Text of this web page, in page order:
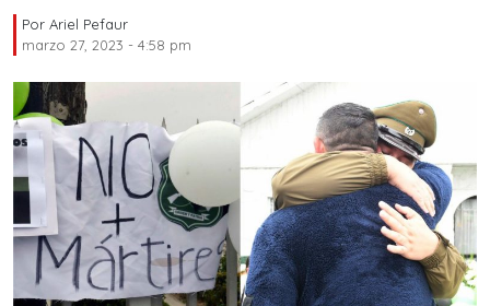
Por Ariel Pefaur
marzo 27, 2023 - 4:58 pm